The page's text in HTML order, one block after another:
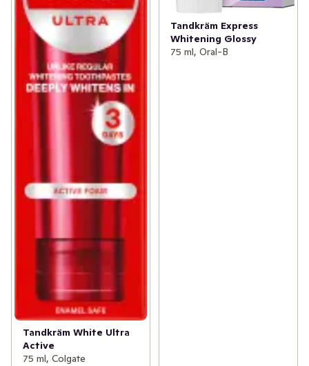
Tandkräm White Ultra
Active
75 ml, Colgate
Tandkräm Express
Whitening Glossy
75 ml, Oral-B